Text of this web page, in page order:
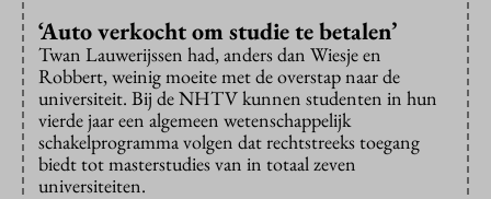
‘Auto verkocht om studie te betalen’
Twan Lauwerijssen had, anders dan Wiesje en
Robbert, weinig moeite met de overstap naar de
universiteit. Bij de NHTV kunnen studenten in hun
vierde jaar een algemeen wetenschappelijk
schakelprogramma volgen dat rechtstreeks toegang
biedt tot masterstudies van in totaal zeven
universiteiten.